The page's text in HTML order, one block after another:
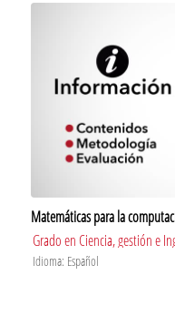
Matemáticas para la
Grado en Ciencia, gestión e
Idioma: Español